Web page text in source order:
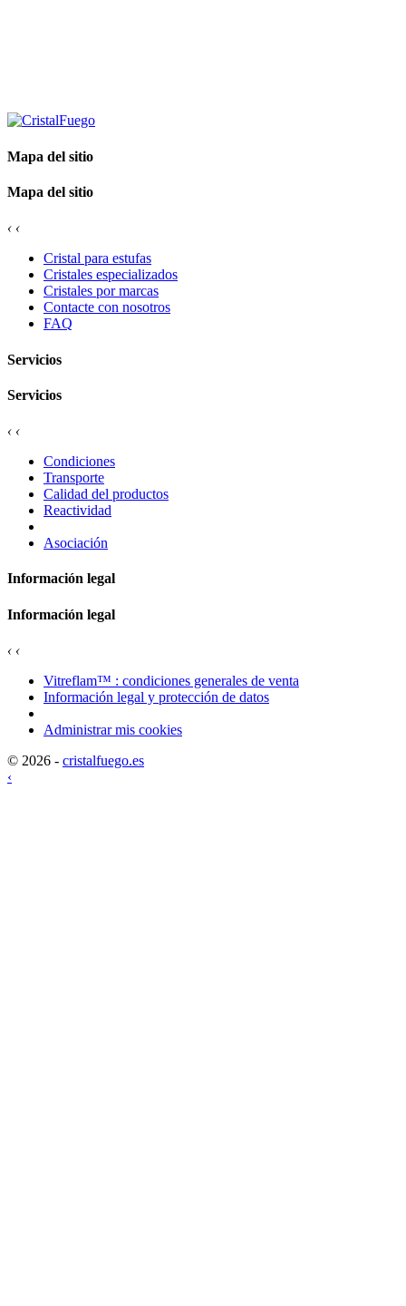
Mapa del sitio
Mapa del sitio
‹ ‹
Cristal para estufas
Cristales especializados
Cristales por marcas
Contacte con nosotros
FAQ
Servicios
Servicios
‹ ‹
Condiciones
Transporte
Calidad del productos
Reactividad
Asociación
Información legal
Información legal
‹ ‹
Vitreflam™ : condiciones generales de venta
Información legal y protección de datos
Administrar mis cookies
© 2026 - cristalfuego.es
‹